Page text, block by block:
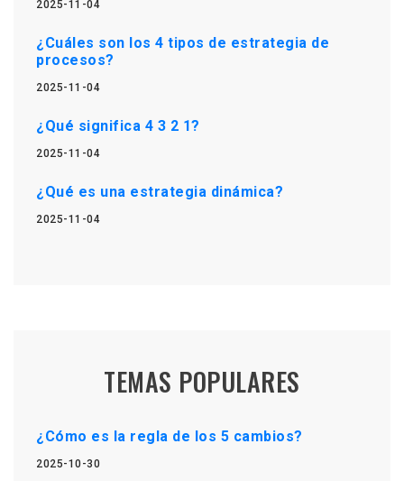
2025-11-04
¿Cuáles son los 4 tipos de estrategia de
procesos?
2025-11-04
¿Qué significa 4 3 2 1?
2025-11-04
¿Qué es una estrategia dinámica?
2025-11-04
TEMAS POPULARES
¿Cómo es la regla de los 5 cambios?
2025-10-30